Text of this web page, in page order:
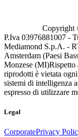
Copyright
P.Iva 03976881007 -
Mediamond S.p.A. -
Amsterdam (Paesi
Monzese (MI)Rispetto
riprodotti è vietata
sistemi di intelligenza
espresso di utilizzare
Legal
CorporatePrivacy